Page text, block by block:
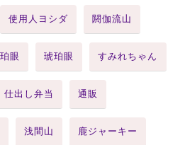
使用人ヨシダ 閼伽流山
眼 琥珀眼 すみれちゃん
仕出し弁当 通販
浅間山 鹿ジャーキー